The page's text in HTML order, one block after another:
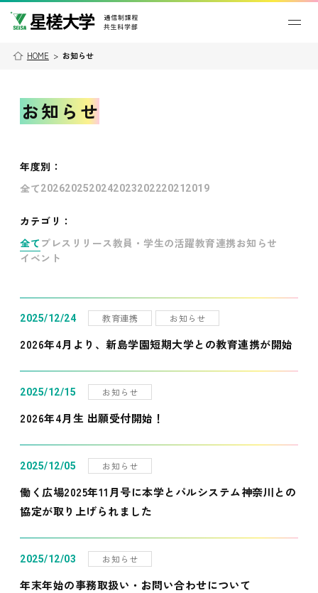
HOME > お知らせ
お知らせ
年度別 ：
全て202620252024202320222021 2019
カテゴリ：
全て プレスリリース教員・学生の活躍教育連携お知らせ
イベント
2025/12/24 教育連携 お知らせ
2026年4月より、新島学園短期大学との教育連携が開始
2025/12/15 お知らせ
2026年4月生 出願受付開始！
2025/12/05 お知らせ
働く広場2025年11月号に本学とパルシステム神奈川との
協定が取り上げられました
2025/12/03 お知らせ
年末年始の事務取扱い・お問い合わせについて